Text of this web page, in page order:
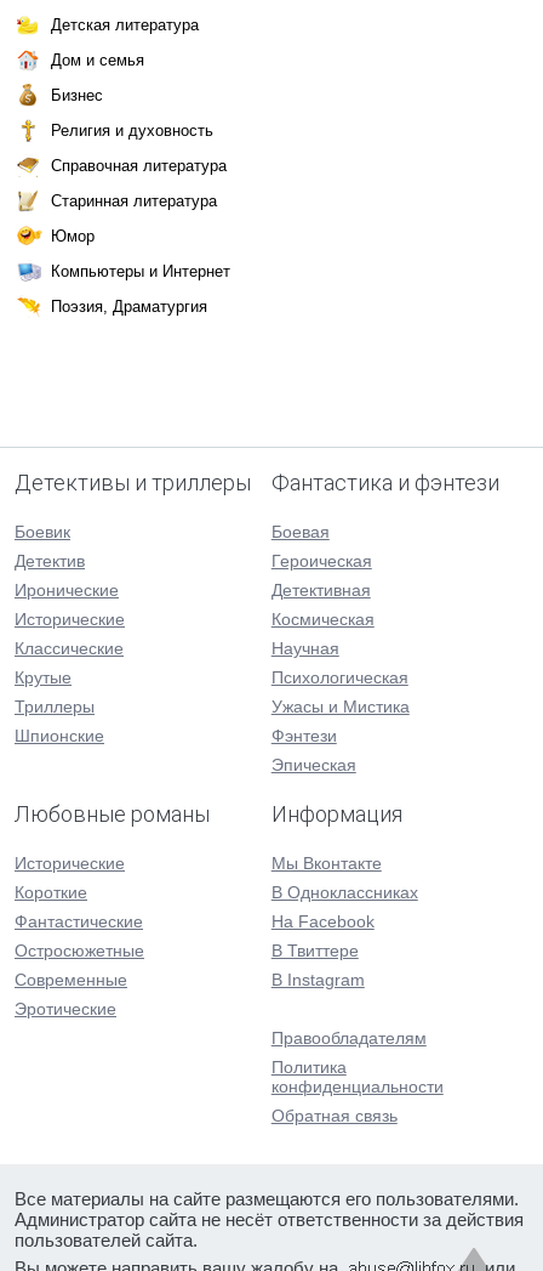
Детская литература
Дом и семья
Бизнес
Религия и духовность
Справочная литература
Старинная литература
Юмор
Компьютеры и Интернет
Поэзия, Драматургия
Детективы и триллеры
Боевик
Детектив
Иронические
Исторические
Классические
Крутые
Триллеры
Шпионские
Фантастика и фэнтези
Боевая
Героическая
Детективная
Космическая
Научная
Психологическая
Ужасы и Мистика
Фэнтези
Эпическая
Любовные романы
Исторические
Короткие
Фантастические
Остросюжетные
Современные
Эротические
Информация
Мы Вконтакте
В Одноклассниках
На Facebook
В Твиттере
В Instagram
Правообладателям
Политика
конфиденциальности
Обратная связь
Все материалы на сайте размещаются его пользователями.
Администратор сайта не несёт ответственности за действия
пользователей сайта.